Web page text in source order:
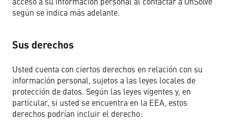
según se indica más adelante.
Sus derechos
Usted cuenta con ciertos derechos en relación con su
información personal, sujetos a las leyes locales de
protección de datos. Según las leyes vigentes y, en
particular, si usted se encuentra en la EEA, estos
derechos podrían incluir el derecho: